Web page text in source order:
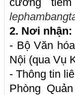
2. Nơi nhận:
- Bộ Văn
Nội (qua Vụ
- Thông tin
Phòng